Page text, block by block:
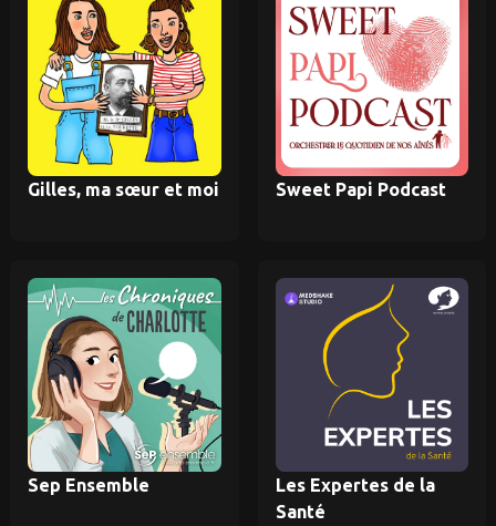
Gilles, ma sœur et moi Sweet Papi Podcast
Sep Ensemble
Les Expertes de la
Santé